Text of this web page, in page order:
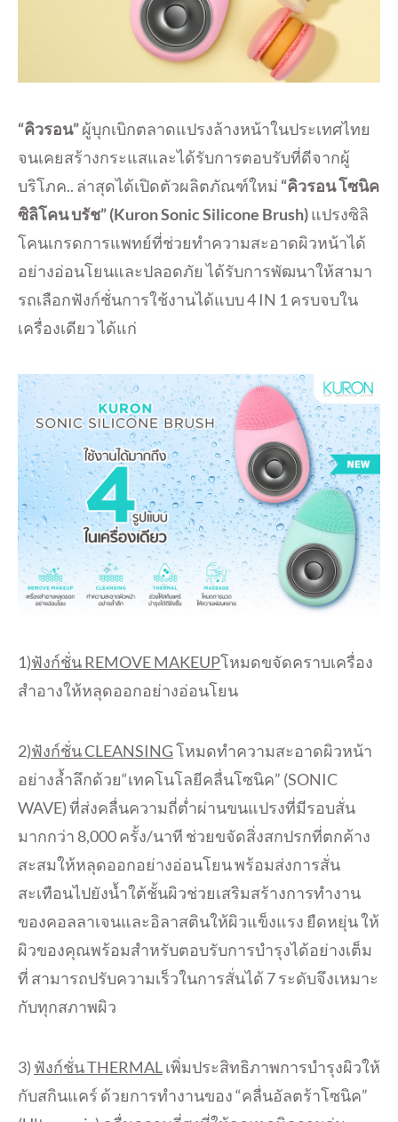
“คิวรอน”ผู้บุกเบิกตลาดแปรงล้างหน้าในประเทศไทย
จนเคยสร้างกระแสและได้รับการตอบรับที่ดีจากผู้
บริโภค.. ล่าสุดได้เปิดตัวผลิตภัณฑ์ใหม่ “คิวรอน โซนิค
ซิลิโคน บรัช” (Kuron Sonic Silicone Brush)แปรงซิลิ
โคนเกรดการแพทย์ที่ช่วยทำความสะอาดผิวหน้าได้
อย่างอ่อนโยนและปลอดภัย ได้รับการพัฒนาให้สามา
รถเลือกฟังก์ชั่นการใช้งานได้แบบ4 IN 1 ครบจบใน
เครื่องเดียว ได้แก่
1)ฟังก์ชั่นREMOVE MAKEUPโหมดขจัดคราบเครื่อง
สำอางให้หลุดออกอย่างอ่อนโยน
2)ฟังก์ชั่นCLEANSINGโหมดทำความสะอาดผิวหน้า
อย่างล้ำลึกด้วย“เทคโนโลยีคลื่นโซนิค” (SONIC
WAVE)ที่ส่งคลื่นความถี่ต่ำผ่านขนแปรงที่มีรอบสั่น
มากกว่า 8,000ครั้ง/นาที ช่วยขจัดสิ่งสกปรกที่ตกค้าง
สะสมให้หลุดออกอย่างอ่อนโยน พร้อมส่งการสั่น
สะเทือนไปยังน้ำใต้ชั้นผิวช่วยเสริมสร้างการทำงาน
ของคอลลาเจนและอิลาสตินให้ผิวแข็งแรง ยืดหยุ่น ให้
ผิวของคุณพร้อมสำหรับตอบรับการบำรุงได้อย่างเต็ม
ที่ สามารถปรับความเร็วในการสั่นได้ 7ระดับจึงเหมาะ
กับทุกสภาพผิว
3) ฟังก์ชั่นTHERMALเพิ่มประสิทธิภาพการบำรุงผิวให้
กับสกินแคร์ ด้วยการทำงานของ “คลื่นอัลตร้าโซนิค”